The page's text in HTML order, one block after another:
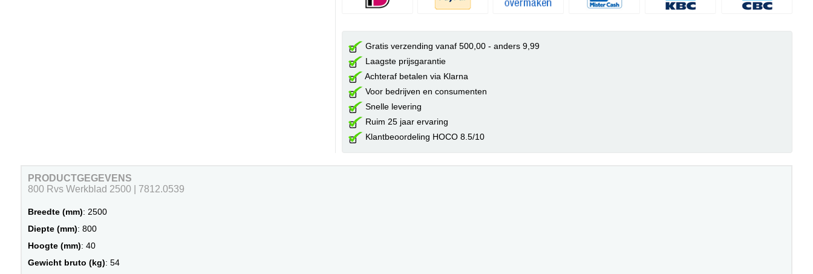
Gratis verzending vanaf 500,00 - anders 9,99
Laagste prijsgarantie
Achteraf betalen via Klarna
Voor bedrijven en consumenten
Snelle levering
Ruim 25 jaar ervaring
Klantbeoordeling HOCO 8.5/10
PRODUCTGEGEVENS
800 Rvs Werkblad 2500 | 7812.0539
Breedte (mm): 2500
Diepte (mm): 800
Hoogte (mm): 40
Gewicht bruto (kg): 54